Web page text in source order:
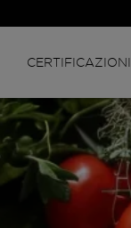
CERTIFICAZIONI